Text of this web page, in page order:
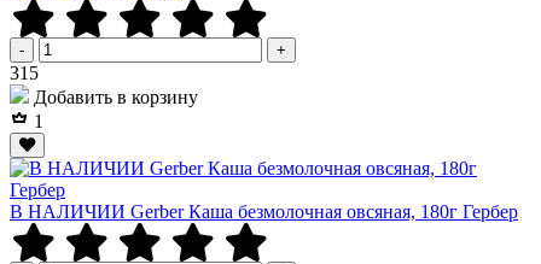
- +
315Р
Добавить в корзину
1
В НАЛИЧИИ Gerber Каша безмолочная овсяная, 180г Гербер